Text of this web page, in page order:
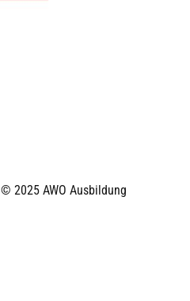
© 2025 AWO Ausbildung